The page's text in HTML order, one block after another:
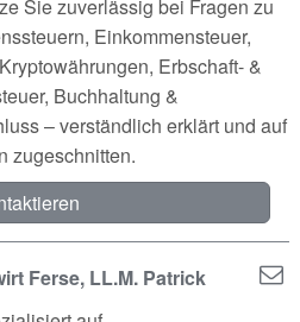
Sie zuverlässig bei Fragen zu
Einkommensteuer,
Erbschaft- &
Buchhaltung &
– verständlich erklärt und auf
zugeschnitten.
Ferse, LL.M. Patrick